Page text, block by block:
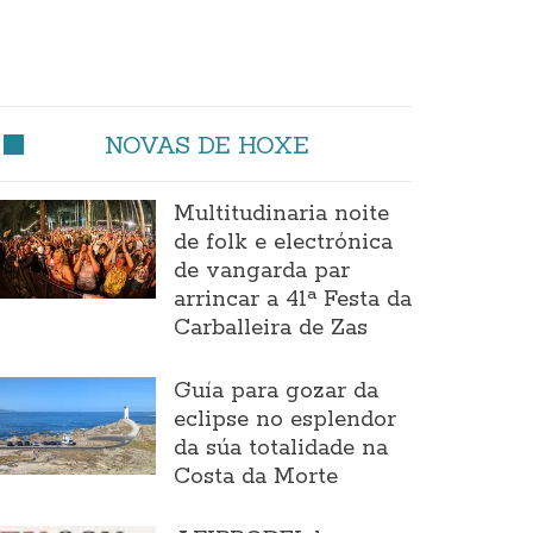
NOVAS DE HOXE
Multitudinaria noite
de folk e electrónica
de vangarda par
arrincar a 41ª Festa da
Carballeira de Zas
Guía para gozar da
eclipse no esplendor
da súa totalidade na
Costa da Morte